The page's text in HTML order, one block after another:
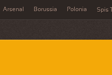
Arsenal Borussia Polonia Spis